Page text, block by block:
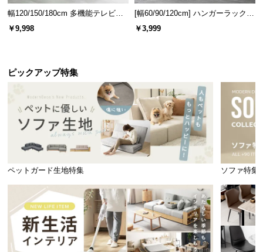
幅120/150/180cm 多機能テレビボ
ード 木目/石目調 オープン収納・
引き出し収納付き
￥9,998
[幅60/90/120cm] ハンガーラック
スチール 4段階高さ調節 サイドフ
ック オープンラック シンプル
￥3,999
ピックアップ特集
ペットガード生地特集 ソファ特集